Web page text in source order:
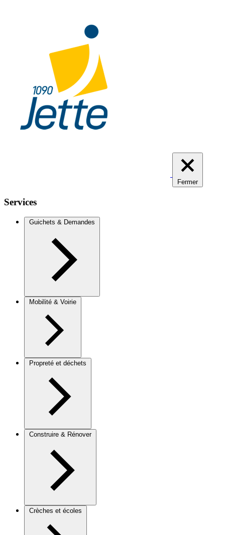
Fermer
Services
Guichets & Demandes
Mobilité & Voirie
Propreté et déchets
Construire & Rénover
Crèches et écoles